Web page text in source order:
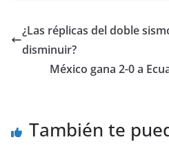
¿Las réplicas del doble
disminuir?
México gana 2-0 a
También te